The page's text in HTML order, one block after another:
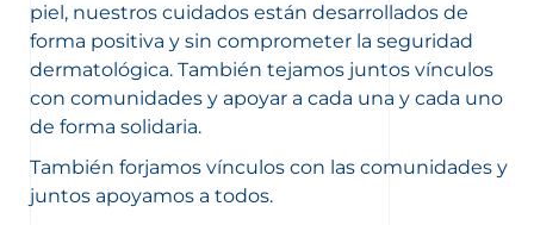
piel, nuestros cuidados están desarrollados de
forma positiva y sin comprometer la seguridad
dermatológica. También tejamos juntos vínculos
con comunidades y apoyar a cada una y cada uno
de forma solidaria.
También forjamos vínculos con las comunidades y
juntos apoyamos a todos.